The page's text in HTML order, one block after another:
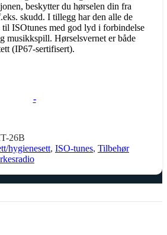
beskytter du hørselen din fra
skudd. I tillegg har den alle de
ISOtunes med god lyd i forbindelse
musikkspill. Hørselsvernet er både
(IP67-sertifisert).
-
26B
hygienesett, ISO-tunes, Tilbehør